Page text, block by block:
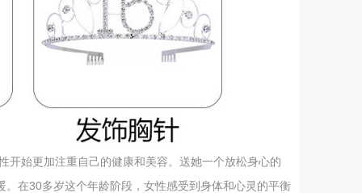
开始更加注重自己的健康和美容。送她一个放松身心的
在30多岁这个年龄阶段，女性感受到身体和心灵的平衡